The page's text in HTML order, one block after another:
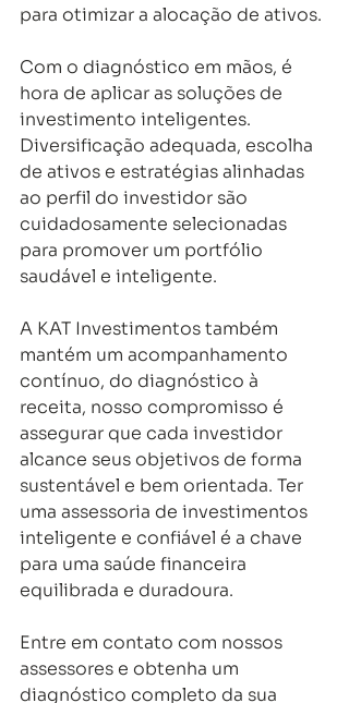
para otimizar a alocação de ativos.
Com o diagnóstico em mãos, é
hora de aplicar as soluções de
investimento inteligentes.
Diversificação adequada, escolha
de ativos e estratégias alinhadas
ao perfil do investidor são
cuidadosamente selecionadas
para promover um portfólio
saudável e inteligente.
A KAT Investimentos também
mantém um acompanhamento
contínuo, do diagnóstico à
receita, nosso compromisso é
assegurar que cada investidor
alcance seus objetivos de forma
sustentável e bem orientada. Ter
uma assessoria de investimentos
inteligente e confiável é a chave
para uma saúde financeira
equilibrada e duradoura.
Entre em contato com nossos
assessores e obtenha um
diagnóstico completo da sua